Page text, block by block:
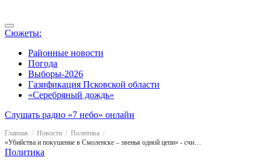
Сюжеты:
Районные новости
Погода
Выборы-2026
Газификация Псковской области
«Серебряный дождь»
Слушать радио «7 небо» онлайн
Главная Новости
Политика
«Убийства и покушение в Смоленске – звенья одной цепи» - считает вице-губернатор Псковской области Дмитрий Хритоненков.
Политика